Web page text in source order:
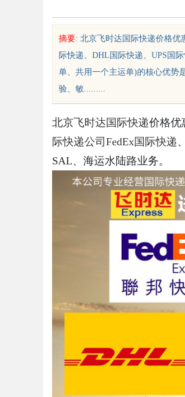
sc
!
摘要: 北京飞时达国际快递价格优
际快递、DHL国际快递、UPS国
单、共用一个主运单)的核心优势
验、敏.........
北京 飞时达 国际快递价格优
际快递公司 FedEx国际快递 、
SAL、海运水陆路业务。
析b2b网站导航的重要性及其优